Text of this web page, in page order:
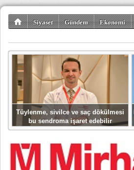
Siyaset Gündem Ekonomi
Tüylenme, sivilce ve saç dökülmesi
bu sendroma işaret edebilir